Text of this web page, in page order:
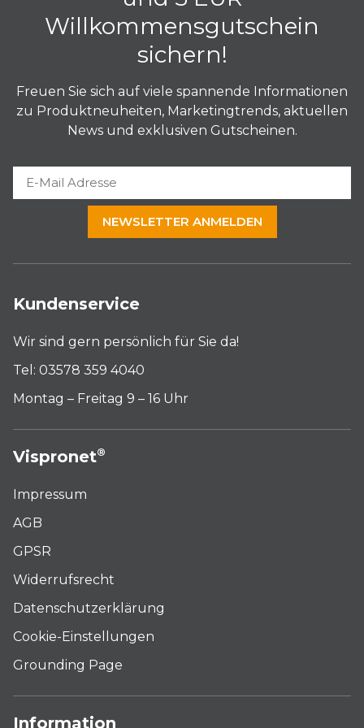
Größe L: 12 × 50 cm
Materialien
Polyestergewebe Spezialseide, ca. 140 g/m²
Willkommensgutschein
sichern!
Freuen Sie sich auf viele spannende Informationen
zu Produktneuheiten, Marketingtrends, aktuellen
News und exklusiven Gutscheinen.
NEWSLETTER ANMELDEN
Kundenservice
Wir sind gern persönlich für Sie da!
Tel: 03578 359 4040
Montag – Freitag 9 – 16 Uhr
Vispronet®
Impressum
AGB
GPSR
Widerrufsrecht
Datenschutzerklärung
Cookie-Einstellungen
Grounding Page
Information